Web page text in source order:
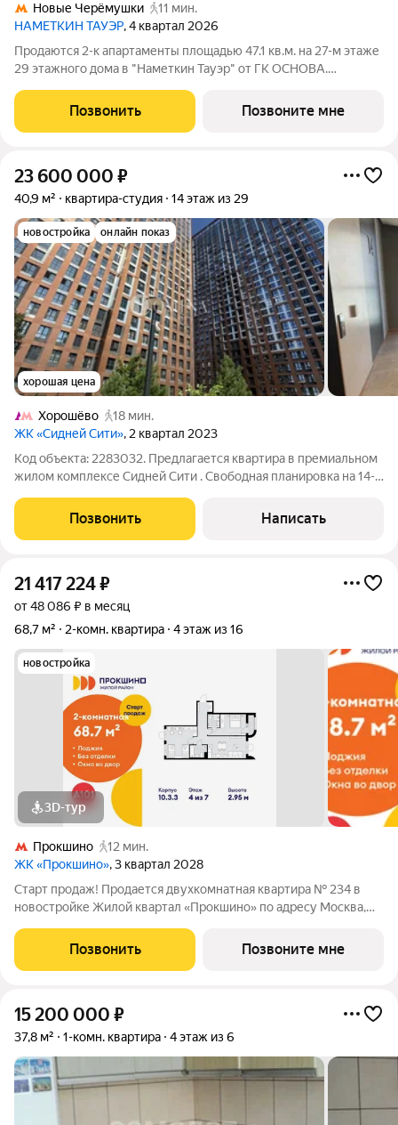
Новые Черёмушки
11 мин.
НАМЕТКИН ТАУЭР, 4 квартал 2026
Продаются 2-к апартаменты площадью 47.1 кв.м. на 27-м этаже
29 этажного дома в "Наметкин Тауэр" от ГК ОСНОВА.
обслуживанием, располагается в районе Черёмушки на Юго-
Западе Москвы. Архитектура от
Позвонить Позвоните мне
23 600 000 ₽
40,9 м² квартира-студия 14 этаж из 29
новостройка онлайн показ
хорошая цена
Хорошёво
18 мин.
ЖК «Сидней Сити», 2 квартал 2023
Код объекта: 2283032. Предлагается квартира в премиальном
жилом комплексе Сидней Сити . Свободная планировка на 14-м
набережной отличная база для стильной квартиры с
ощущением воздуха и света:
Позвонить Написать
21 417 224₽
от 48 086 ₽ в месяц
68,7 м²
2-комн. квартира 4 этаж из 16
новостройка
3D-тур
Прокшино
12 мин.
ЖК «Прокшино», 3 квартал 2028
Старт продаж! Продается двухкомнатная квартира № 234 в
новостройке Жилой квартал «Прокшино» по адресу Москва,
Новомосковский административный округ, район Коммунарка,
ЖК Прокшино, 7.1.3. Общая площадь
Позвонить Позвоните мне
15 200 000 ₽
37,8 м² 1-комн. квартира 4 этаж из 6